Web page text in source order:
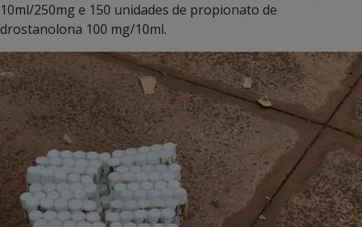
10ml/250mg e 150 unidades de propionato de
drostanolona 100 mg/10ml.
Tocador
de
vídeo